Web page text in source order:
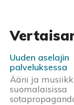
Uuden aselajin
palveluksessa
Ääni ja
suomalaisissa